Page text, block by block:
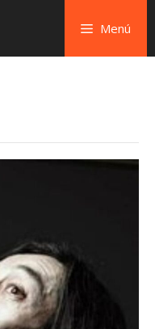
Menú